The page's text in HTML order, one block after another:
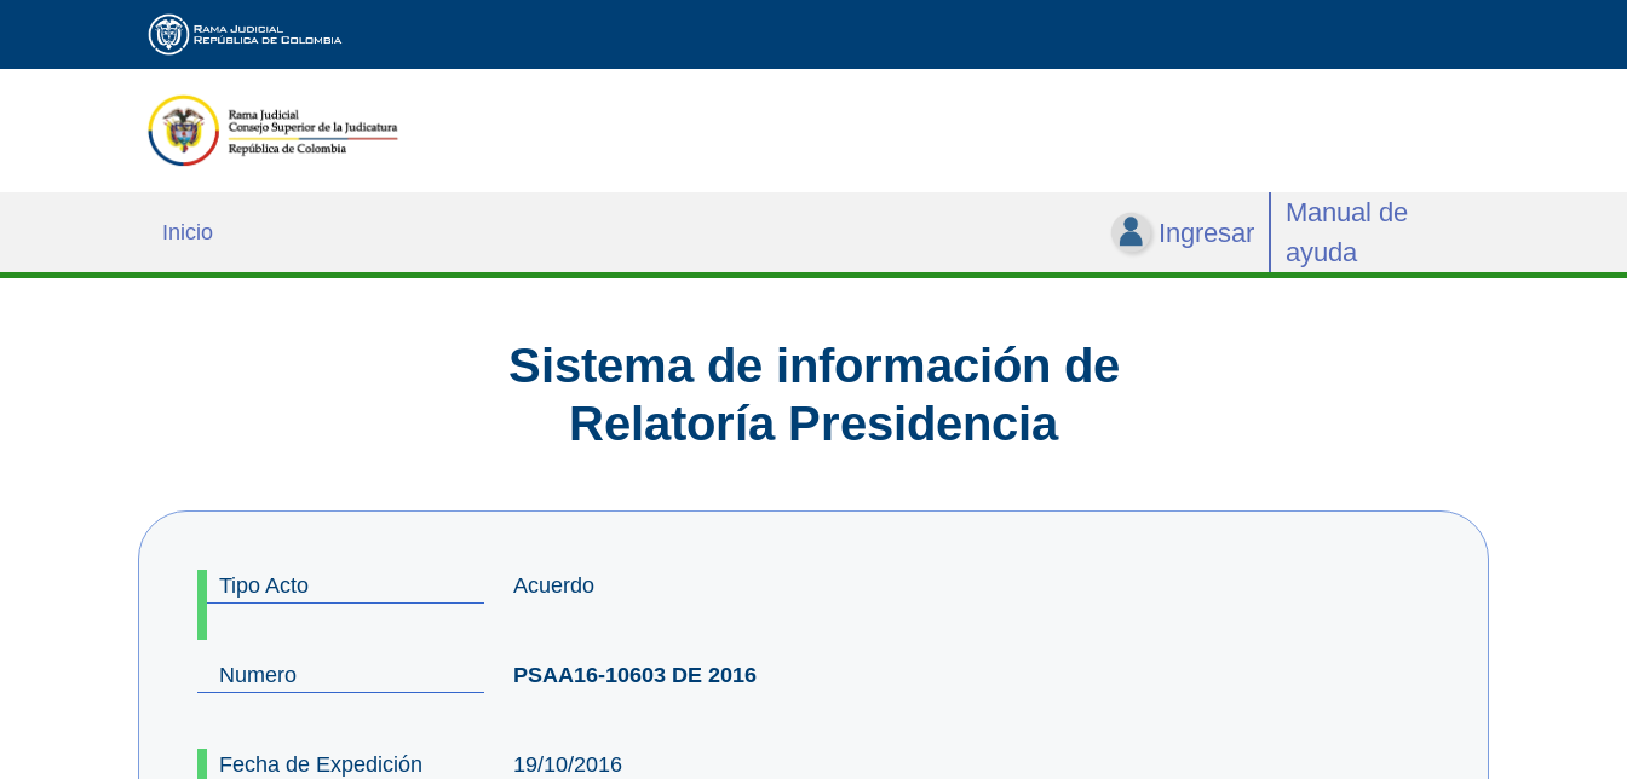
Inicio Ingresar
Manual de
ayuda
Sistema de información de
Relatoría Presidencia
Tipo Acto Acuerdo
Numero PSAA16-10603 DE 2016
Fecha de Expedición 19/10/2016